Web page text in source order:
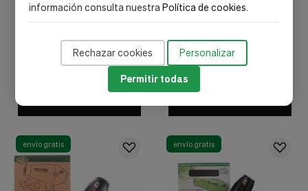
información consulta nuestraPolítica de cookies.
Rechazar cookies Personalizar
Permitir todas
18,72 €
Fucsia S448002fu 1ud -
Parlux
155,97 €
envío gratis envío gratis